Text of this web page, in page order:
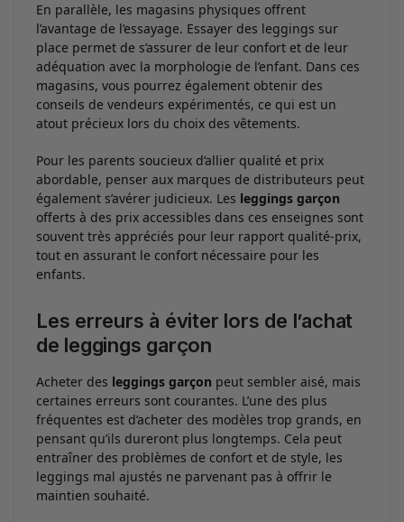
En parallèle, les magasins physiques offrent
l’avantage de l’essayage. Essayer des leggings sur
place permet de s’assurer de leur confort et de leur
adéquation avec la morphologie de l’enfant. Dans ces
magasins, vous pourrez également obtenir des
conseils de vendeurs expérimentés, ce qui est un
atout précieux lors du choix des vêtements.
Pour les parents soucieux d’allier qualité et prix
abordable, penser aux marques de distributeurs peut
également s’avérer judicieux. Les leggings garçon
offerts à des prix accessibles dans ces enseignes sont
souvent très appréciés pour leur rapport qualité-prix,
tout en assurant le confort nécessaire pour les
enfants.
Les erreurs à éviter lors de l’achat
de leggings garçon
Acheter des leggings garçon peut sembler aisé, mais
certaines erreurs sont courantes. L’une des plus
fréquentes est d’acheter des modèles trop grands, en
pensant qu’ils dureront plus longtemps. Cela peut
entraîner des problèmes de confort et de style, les
leggings mal ajustés ne parvenant pas à offrir le
maintien souhaité.